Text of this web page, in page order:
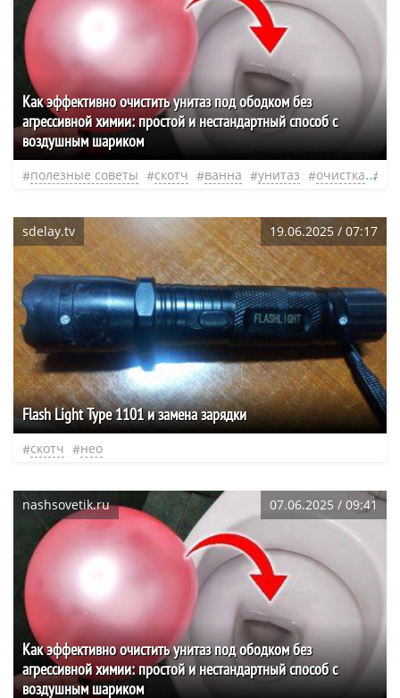
Как эффективно очистить унитаз под ободком без
агрессивной химии: простой и нестандартный способ с
воздушным шариком
полезные советы скотч ванна унитаз очистка
sdelay.tv 19.06.2025 / 07:17
Flash Light Type 1101 и замена зарядки
скотч нео
nashsovetik.ru 07.06.2025 / 09:41
Как эффективно очистить унитаз под ободком без
агрессивной химии: простой и нестандартный способ с
воздушным шариком